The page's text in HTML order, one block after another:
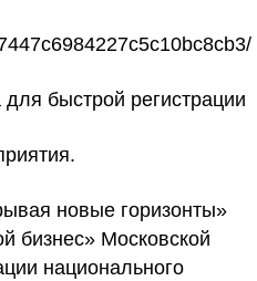
для быстрой регистрации
новые горизонты»
бизнес» Московской
национального